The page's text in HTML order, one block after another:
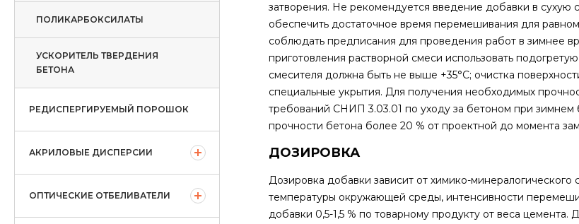
ПОЛИКАРБОКСИЛАТЫ
УСКОРИТЕЛЬ ТВЕРДЕНИЯ
БЕТОНА
РЕДИСПЕРГИРУЕМЫЙ ПОРОШОК
АКРИЛОВЫЕ ДИСПЕРСИИ
ОПТИЧЕСКИЕ ОТБЕЛИВАТЕЛИ
затворения. Не рекомендуется введение добавки в
обеспечить достаточное время перемешивания для
соблюдать предписания для проведения работ в зимнее
приготовления растворной смеси использовать
смесителя должна быть не выше +35°С; очистка
специальные укрытия. Для получения необходимых
требований СНИП 3.03.01 по уходу за бетоном при
прочности бетона более 20 % от проектной до момента
ДОЗИРОВКА
Дозировка добавки зависит от химико-минералогического
температуры окружающей среды, интенсивности
добавки 0,5-1,5 % по товарному продукту от веса